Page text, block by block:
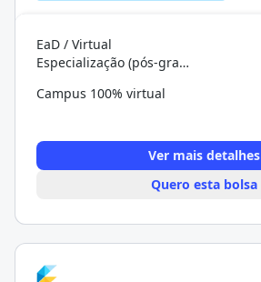
EaD / Virtual
Especialização (pós-graduação)
Campus 100% virtual
Ver mais detalhes
Quero esta bolsa